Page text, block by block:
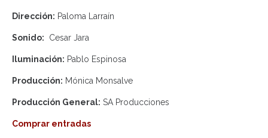
Dirección: Paloma Larraín
Sonido: Cesar Jara
Iluminación: Pablo Espinosa
Producción: Mónica Monsalve
Producción General: SA Producciones
Comprar entradas